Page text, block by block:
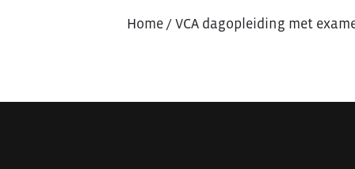
Home/ VCA dagopleiding met